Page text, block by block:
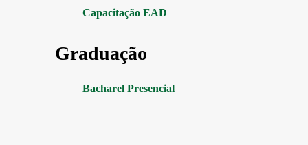
Capacitação EAD
Graduação
Bacharel Presencial